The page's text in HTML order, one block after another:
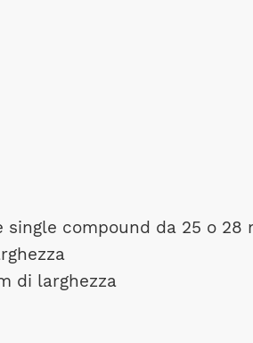
compound da 25 o 28
di larghezza